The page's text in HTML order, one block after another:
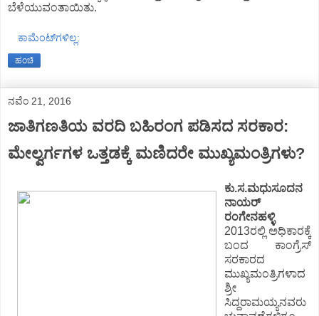
ಬೆಳೆಯುವಂತಾಯಿತು.
ಕಾಮೆಂಟ್‌ಗಳಿಲ್ಲ:
ಹಂಚಿ
ನವೆಂ 21, 2016
ಜಾತಿಗಣತಿಯ ವರದಿ ಬಹಿರಂಗ ಪಡಿಸದ ಸರಕಾರ:
ಮೇಲ್ವರ್ಗಗಳ ಒತ್ತಡಕ್ಕೆ ಮಣಿದರೇ ಮುಖ್ಯಮಂತ್ರಿಗಳು?
ಕು.ಸ.ಮಧುಸೂದನ
ನಾಯರ್
ರಂಗೇನಹಳ್ಳಿ
2013ರಲ್ಲಿ ಅಧಿಕಾರಕ್ಕೆ
ಬಂದ ಕಾಂಗ್ರೆಸ್
ಸರಕಾರದ
ಮುಖ್ಯಮಂತ್ರಿಗಳಾದ
ಶ್ರೀ
ಸಿದ್ದರಾಮಯ್ಯನವರು